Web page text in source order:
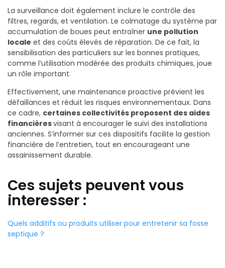
La surveillance doit également inclure le contrôle des
filtres, regards, et ventilation. Le colmatage du système par
accumulation de boues peut entraîner une pollution
locale et des coûts élevés de réparation. De ce fait, la
sensibilisation des particuliers sur les bonnes pratiques,
comme l’utilisation modérée des produits chimiques, joue
un rôle important.
Effectivement, une maintenance proactive prévient les
défaillances et réduit les risques environnementaux. Dans
ce cadre, certaines collectivités proposent des aides
financièresvisant à encourager le suivi des installations
anciennes. S’informer sur ces dispositifs facilite la gestion
financière de l’entretien, tout en encourageant une
assainissement durable.
Ces sujets peuvent vous
interesser :
Quels additifs ou produits utiliser pour entretenir sa fosse
septique ?